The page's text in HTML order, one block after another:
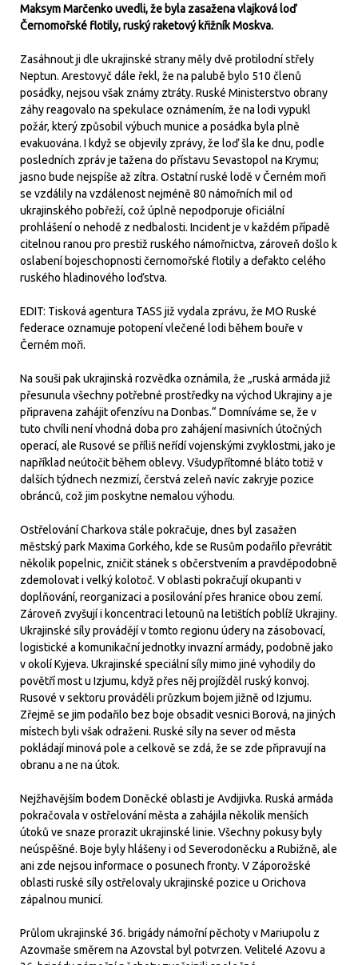
Maksym Marčenko uvedli, že byla zasažena vlajková loď
Černomořské flotily, ruský raketový křižník Moskva.
Zasáhnout ji dle ukrajinské strany měly dvě protilodní střely
Neptun. Arestovyč dále řekl, že na palubě bylo 510 členů
posádky, nejsou však známy ztráty. Ruské Ministerstvo obrany
záhy reagovalo na spekulace oznámením, že na lodi vypukl
požár, který způsobil výbuch munice a posádka byla plně
evakuována. I když se objevily zprávy, že loď šla ke dnu, podle
posledních zpráv je tažena do přístavu Sevastopol na Krymu;
jasno bude nejspíše až zítra. Ostatní ruské lodě v Černém moři
se vzdálily na vzdálenost nejméně 80 námořních mil od
ukrajinského pobřeží, což úplně nepodporuje oficiální
prohlášení o nehodě z nedbalosti. Incident je v každém případě
citelnou ranou pro prestiž ruského námořnictva, zároveň došlo k
oslabení bojeschopnosti černomořské flotily a defakto celého
ruského hladinového loďstva.
EDIT: Tisková agentura TASS již vydala zprávu, že MO Ruské
federace oznamuje potopení vlečené lodi během bouře v
Černém moři.
Na souši pak ukrajinská rozvědka oznámila, že „ruská armáda již
přesunula všechny potřebné prostředky na východ Ukrajiny a je
připravena zahájit ofenzívu na Donbas.“ Domníváme se, že v
tuto chvíli není vhodná doba pro zahájení masivních útočných
operací, ale Rusové se příliš neřídí vojenskými zvyklostmi, jako je
například neútočit během oblevy. Všudypřítomné bláto totiž v
dalších týdnech nezmizí, čerstvá zeleň navíc zakryje pozice
obránců, což jim poskytne nemalou výhodu.
Ostřelování Charkova stále pokračuje, dnes byl zasažen
městský park Maxima Gorkého, kde se Rusům podařilo převrátit
několik popelnic, zničit stánek s občerstvením a pravděpodobně
zdemolovat i velký kolotoč. V oblasti pokračují okupanti v
doplňování, reorganizaci a posilování přes hranice obou zemí.
Zároveň zvyšují i koncentraci letounů na letištích poblíž Ukrajiny.
Ukrajinské síly provádějí v tomto regionu údery na zásobovací,
logistické a komunikační jednotky invazní armády, podobně jako
v okolí Kyjeva. Ukrajinské speciální síly mimo jiné vyhodily do
povětří most u Izjumu, když přes něj projížděl ruský konvoj.
Rusové v sektoru prováděli průzkum bojem jižně od Izjumu.
Zřejmě se jim podařilo bez boje obsadit vesnici Borová, na jiných
místech byli však odraženi. Ruské síly na sever od města
pokládají minová pole a celkově se zdá, že se zde připravují na
obranu a ne na útok.
Nejžhavějším bodem Doněcké oblasti je Avdijivka. Ruská armáda
pokračovala v ostřelování města a zahájila několik menších
útoků ve snaze prorazit ukrajinské linie. Všechny pokusy byly
neúspěšné. Boje byly hlášeny i od Severodoněcku a Rubižně, ale
ani zde nejsou informace o posunech fronty. V Záporožské
oblasti ruské síly ostřelovaly ukrajinské pozice u Orichova
zápalnou municí.
Průlom ukrajinské 36. brigády námořní pěchoty v Mariupolu z
Azovmaše směrem na Azovstal byl potvrzen. Velitelé Azovu a